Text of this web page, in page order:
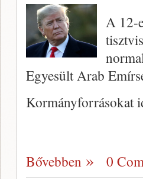
A 12-
Egyesült Arab
Kormányforrásokat
Bővebben 0